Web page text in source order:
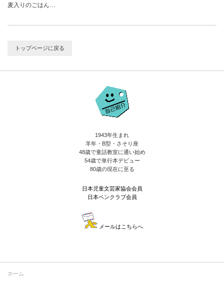
麦入りのごはん…
トップページに戻る
1943年生まれ
羊年・B型・さそり座
48歳で童話教室に通い始め
54歳で単行本デビュー
80歳の現在に至る
日本児童文芸家協会会員
日本ペンクラブ会員
メールはこちらへ
ホーム